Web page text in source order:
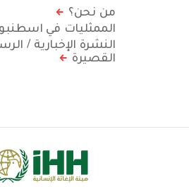
من نحن؟
الممثليات في
النشرة الإخبارية /
القصيرة